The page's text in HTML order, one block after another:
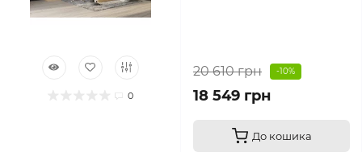
0
20 610 грн -10%
18 549 грн
До кошика